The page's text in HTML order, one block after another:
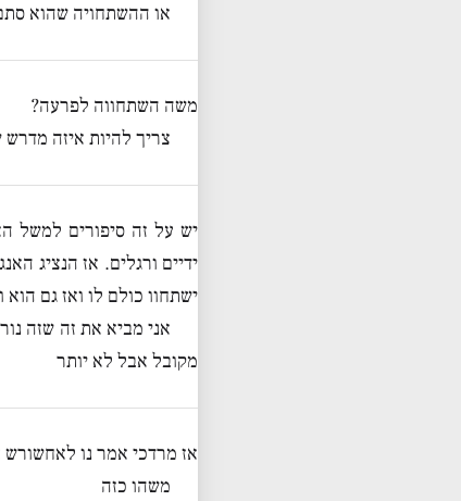
או ההשתחויה שהוא
משה השתחווה לפרעה?
צריך להיות איזה
יש על זה סיפורים למשל
ידיים ורגלים. אז הנציג
ישתחוו כולם לו ואז גם
אני מביא את זה שזה
מקובל אבל לא יותר
אז מרדכי אמר נו
משהו כזה